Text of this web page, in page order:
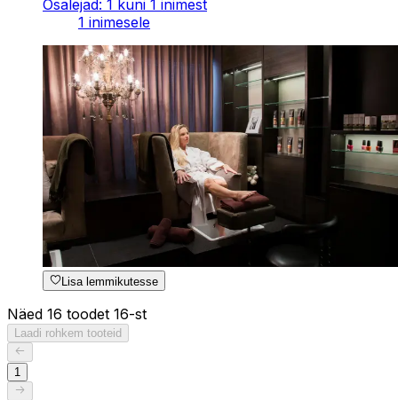
Osalejad: 1 kuni 1 inimest
1 inimesele
Lisa lemmikutesse
Näed 16 toodet 16-st
Laadi rohkem tooteid
1